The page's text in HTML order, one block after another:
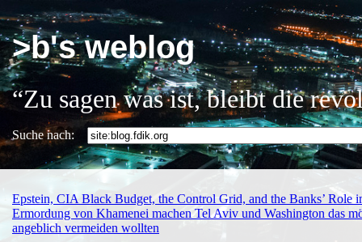
>b's weblog
“Zu sagen was ist, bleibt die
Suche nach:
Epstein, CIA Black Budget, the Control Grid, and the Banks’ Role
Ermordung von Khamenei machen Tel Aviv und Washington das
angeblich vermeiden wollten